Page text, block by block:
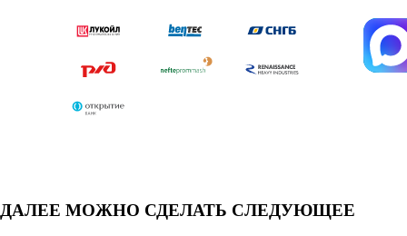
ДАЛЕЕ МОЖНО СДЕЛАТЬ СЛЕДУЮЩЕЕ